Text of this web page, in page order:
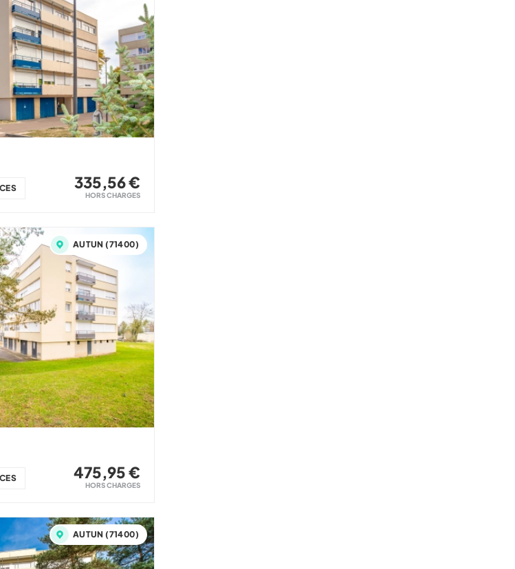
335,56 €
HORS CHARGES
AUTUN (71400)
475,95 €
HORS CHARGES
AUTUN (71400)